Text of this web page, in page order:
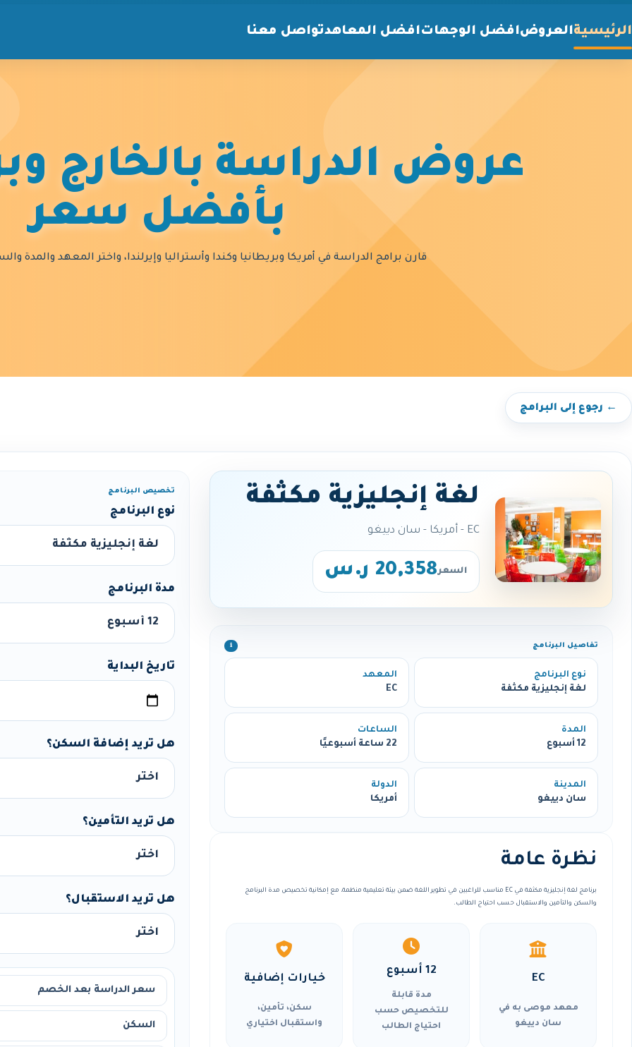
الرئيسيةالعروضافضل الوجهاتافضل المعاهدتواصل معنا
عروض الدراسة بالخارج
بأفضل سعر
قارن برامج الدراسة في أمريكا وبريطانيا وكندا وأستراليا وإيرلندا، واختر المعهد والمدة
← رجوع إلى البرامج
لغة إنجليزية مكثفة
EC - أمريكا - سان دييغو
السعر20,358 ر.س
تفاصيل البرنامج ℹ️
نوع البرنامج
لغة إنجليزية مكثفة
المعهد
EC
المدة
12 أسبوع
الساعات
22 ساعة أسبوعيًا
المدينة
سان دييغو
الدولة
أمريكا
نظرة عامة
برنامج لغة إنجليزية مكثفة في EC مناسب للراغبين في تطوير اللغة ضمن بيئة تعليمية منظمة، مع إمكانية تخصيص مدة البرنامج
والسكن والتأمين والاستقبال حسب احتياج الطالب.
EC
معهد موصى به في
سان دييغو
12 أسبوع
مدة قابلة
للتخصيص حسب
احتياج الطالب
خيارات إضافية
سكن، تأمين،
واستقبال اختياري
تخصيص البرنامج
نوع البرنامج
مدة البرنامج
تاريخ البداية
هل تريد إضافة السكن؟
هل تريد التأمين؟
هل تريد الاستقبال؟
سعر الدراسة بعد الخصم
السكن